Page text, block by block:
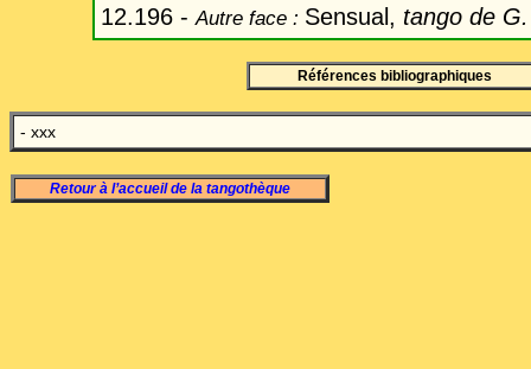
12.196 - Autre face : Sensual, tango de
Références bibliographiques
- xxx
Retour à l’accueil de la tangothèque